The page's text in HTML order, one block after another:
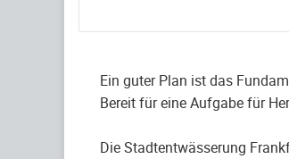
Ein guter Plan ist das
Bereit für eine Aufgabe für
Die Stadtentwässerung